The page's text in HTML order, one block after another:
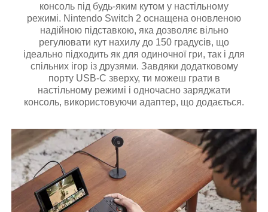
консоль під будь-яким кутом у настільному
режимі. Nintendo Switch 2 оснащена оновленою
надійною підставкою, яка дозволяє вільно
регулювати кут нахилу до 150 градусів, що
ідеально підходить як для одиночної гри, так і для
спільних ігор із друзями. Завдяки додатковому
порту USB-C зверху, ти можеш грати в
настільному режимі і одночасно заряджати
консоль, використовуючи адаптер, що додається.